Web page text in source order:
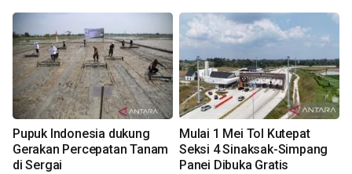
Pupuk Indonesia dukung
Gerakan Percepatan Tanam
di Sergai
Mulai 1 Mei Tol Kutepat
Seksi 4 Sinaksak-Simpang
Panei Dibuka Gratis